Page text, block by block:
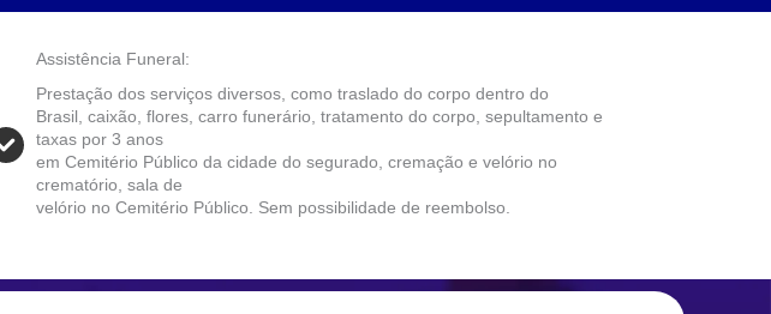
Assistência Funeral:
Prestação dos serviços diversos, como traslado do corpo dentro do
Brasil, caixão, flores, carro funerário, tratamento do corpo, sepultamento e
taxas por 3 anos
em Cemitério Público da cidade do segurado, cremação e velório no
crematório, sala de
velório no Cemitério Público. Sem possibilidade de reembolso.